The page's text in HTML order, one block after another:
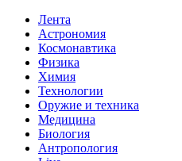
Лента
Астрономия
Космонавтика
Физика
Химия
Технологии
Оружие и техника
Медицина
Биология
Антропология